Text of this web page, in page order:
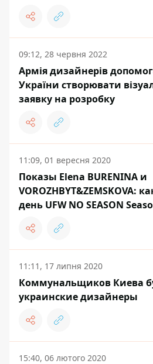
09:12, 28 червня 2022
Армія дизайнерів
України створювати
заявку на розробку
11:09, 01 вересня 2020
Показы Elena BURENINA и
VOROZHBYT&ZEMSKOVA:
день UFW NO SEASON
11:11, 17 липня 2020
Коммунальщиков Киева
украинские дизайнеры
15:40, 06 лютого 2020